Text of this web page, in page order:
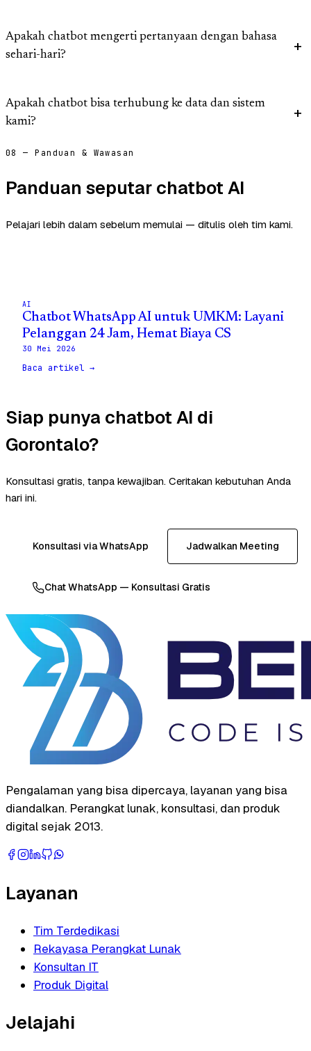
Apakah chatbot mengerti pertanyaan dengan bahasa
sehari-hari?
Apakah chatbot bisa terhubung ke data dan sistem
kami?
08 — Panduan & Wawasan
Panduan seputar chatbot AI
Pelajari lebih dalam sebelum memulai — ditulis oleh tim kami.
AI
Chatbot WhatsApp AI untuk UMKM: Layani
Pelanggan 24 Jam, Hemat Biaya CS
30 Mei 2026
Baca artikel →
Siap punya chatbot AI di
Gorontalo?
Konsultasi gratis, tanpa kewajiban. Ceritakan kebutuhan Anda
hari ini.
Konsultasi via WhatsApp Jadwalkan Meeting
Chat WhatsApp — Konsultasi Gratis
Pengalaman yang bisa dipercaya, layanan yang bisa
diandalkan. Perangkat lunak, konsultasi, dan produk
digital sejak 2013.
Layanan
Tim Terdedikasi
Rekayasa Perangkat Lunak
Konsultan IT
Produk Digital
Jelajahi